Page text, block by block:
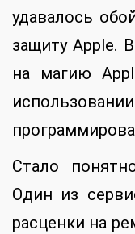
удавалось
защиту Apple.
на магию
Стало
Один из
расценки на